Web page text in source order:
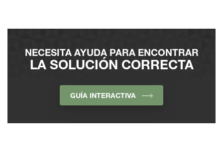
NECESITA AYUDA PARA ENCONTRAR
LA SOLUCIÓN CORRECTA
GUÍA INTERACTIVA